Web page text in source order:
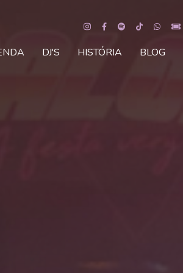
DJ'S HISTÓRIA BLOG